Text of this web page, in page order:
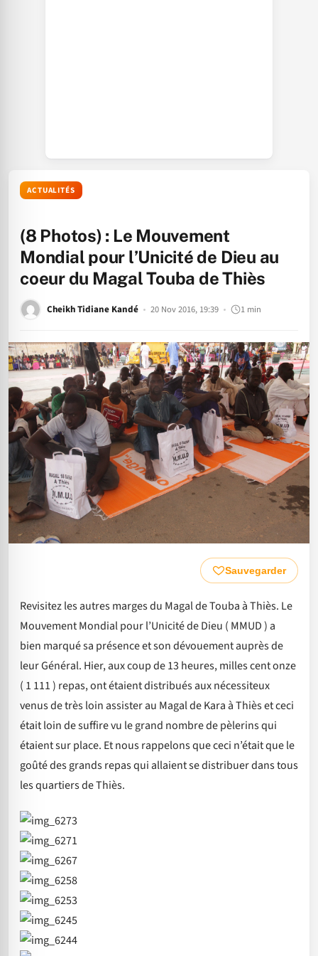
ACTUALITÉS
(8 Photos) : Le Mouvement
Mondial pour l’Unicité de Dieu au
coeur du Magal Touba de Thiès
Cheikh Tidiane Kandé 20 Nov 2016, 19:39 1 min
Sauvegarder
Revisitez les autres marges du Magal de Touba à Thiès. Le
Mouvement Mondial pour l’Unicité de Dieu ( MMUD ) a
bien marqué sa présence et son dévouement auprès de
leur Général. Hier, aux coup de 13 heures, milles cent onze
( 1 111 ) repas, ont étaient distribués aux nécessiteux
venus de très loin assister au Magal de Kara à Thiès et ceci
était loin de suffire vu le grand nombre de pèlerins qui
étaient sur place. Et nous rappelons que ceci n’était que le
goûté des grands repas qui allaient se distribuer dans tous
les quartiers de Thiès.